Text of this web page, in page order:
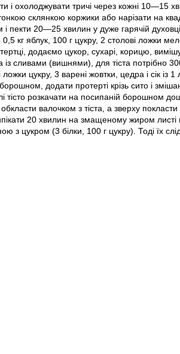
і охолоджувати тричі через кожні 10—15
склянкою коржики або нарізати на
і пекти 20—25 хвилин у дуже гарячій
кг яблук, 100 г цукру, 2 столові ложки
додаємо цукор, сухарі, корицю,
із сливами (вишнями), для тіста потрібно
ложки цукру, 3 варені жовтки, цедра і сік
додати протерті крізь сито і
тісто розкачати на посипаній борошном
валочком з тіста, а зверху покласти
20 хвилин на змащеному жиром листі
з цукром (3 білки, 100 г цукру). Тоді їх